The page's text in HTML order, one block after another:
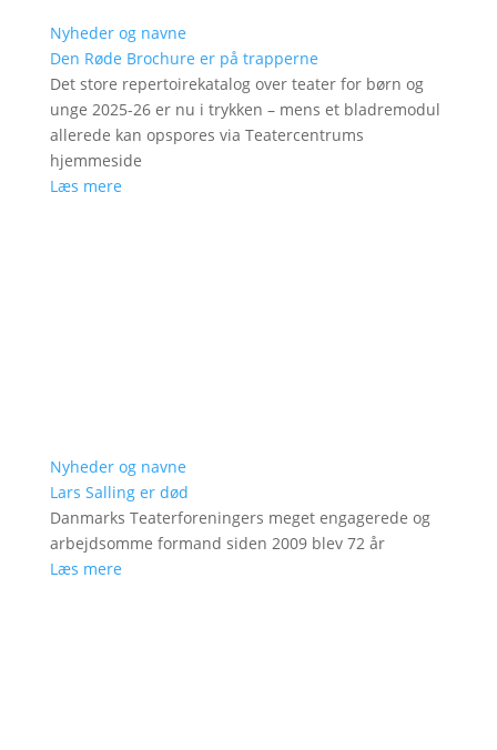
Nyheder og navne
Den Røde Brochure er på trapperne
Det store repertoirekatalog over teater for børn og
unge 2025-26 er nu i trykken – mens et bladremodul
allerede kan opspores via Teatercentrums
hjemmeside
Læs mere
Nyheder og navne
Lars Salling er død
Danmarks Teaterforeningers meget engagerede og
arbejdsomme formand siden 2009 blev 72 år
Læs mere